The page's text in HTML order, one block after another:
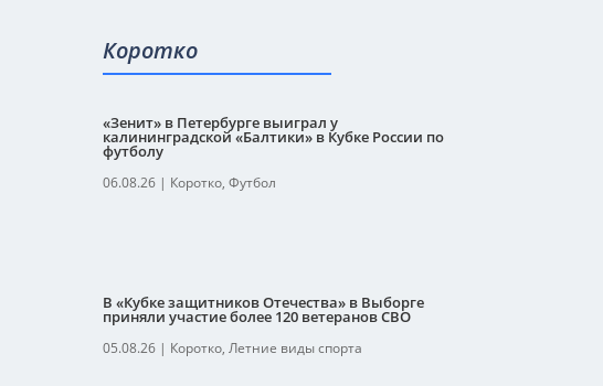
Коротко
«Зенит» в Петербурге выиграл у
калининградской «Балтики» в Кубке России по
футболу
06.08.26| Коротко, Футбол
В «Кубке защитников Отечества» в Выборге
приняли участие более 120 ветеранов СВО
05.08.26| Коротко, Летние виды спорта